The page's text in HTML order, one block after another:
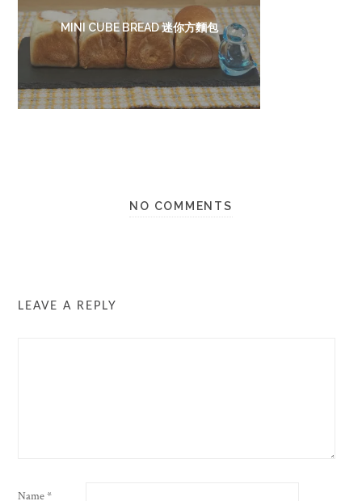
MINI CUBE BREAD 迷你方麵包
NO COMMENTS
LEAVE A REPLY
Name*